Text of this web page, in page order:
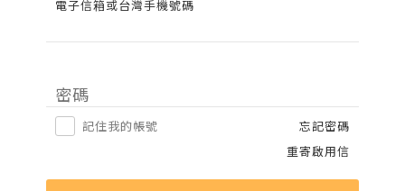
電子信箱或台灣手機號碼
密碼
記住我的帳號
忘記密碼
重寄啟用信